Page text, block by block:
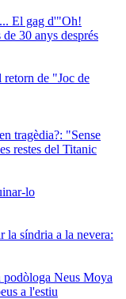
El gag d'"Oh!
30 anys després
de "Joc de
tragèdia?: "Sense
restes del Titanic
lo
la síndria a la nevera:
podòloga Neus Moya
a l'estiu